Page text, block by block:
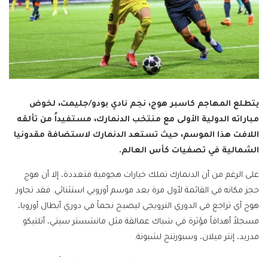
يتطلع المهاجم كاسبر هوج، نجم نادي بودو/جليمت، لخوض
مباراته الدولية الأولى مع منتخب الدنمارك، مستفيداً من تألقه
اللافت هذا الموسم، حيث تستعد الدنمارك لاستضافة مقدونيا
الشمالية في تصفيات كأس العالم.
على الرغم من أن الدنمارك تملك خيارات هجومية متعددة، إلا أن هوج
حجز مكانه في القائمة لأول مرة بعد موسم أوروبي استثنائي. فقد تجاوز
هوج أي تراجع في الدوري النرويجي ليصبح نجماً في دوري أبطال أوروبا،
مسجلاً أهدافاً مؤثرة في شباك عمالقة مثل مانشستر سيتي، أتلتيكو
مدريد، إنتر ميلان، وسبورتنج لشبونة.